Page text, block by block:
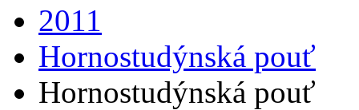
2011
Hornostudýnská pouť
Hornostudýnská pouť